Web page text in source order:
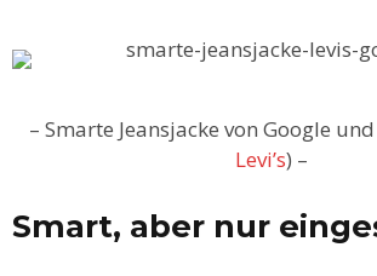
– Smarte Jeansjacke von Google und
Levi’s) –
Smart, aber nur